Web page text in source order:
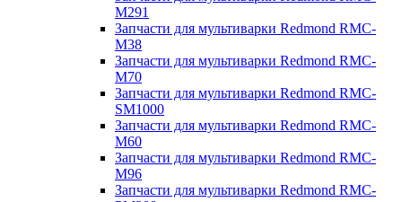
M291
Запчасти для мультиварки Redmond RMC-
M38
Запчасти для мультиварки Redmond RMC-
M70
Запчасти для мультиварки Redmond RMC-
SM1000
Запчасти для мультиварки Redmond RMC-
M60
Запчасти для мультиварки Redmond RMC-
M96
Запчасти для мультиварки Redmond RMC-